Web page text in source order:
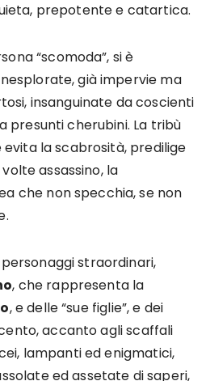
prepotente e catartica.
“scomoda”, si è
già impervie ma
insanguinate da coscienti
presunti cherubini. La tribù
la scabrosità, predilige
volte assassino, la
che non specchia, se non
straordinari,
, che rappresenta la
, e delle “sue figlie”, e dei
accanto agli scaffali
lampanti ed enigmatici,
ed assetate di saperi,